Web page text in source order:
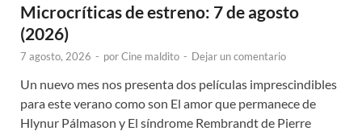
Microcríticas de estreno: 7 de agosto
(2026)
7 agosto, 2026 - porCine maldito - Dejar un comentario
Un nuevo mes nos presenta dos películas imprescindibles
para este verano como son El amor que permanece de
Hlynur Pálmason y El síndrome Rembrandt de Pierre